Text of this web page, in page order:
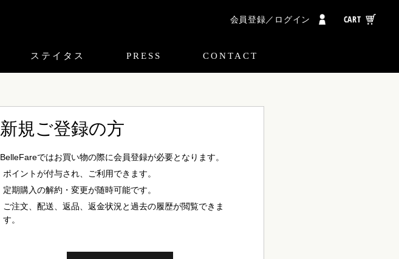
会員登録／ログイン CART
ステイタス PRESS CONTACT
新規ご登録の方
BelleFareではお買い物の際に会員登録が必要となります。
ポイントが付与され、ご利用できます。
定期購入の解約・変更が随時可能です。
ご注文、配送、返品、返金状況と過去の履歴が閲覧できま
す。